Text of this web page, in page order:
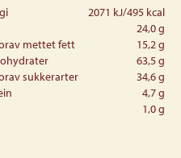
2071 kJ/495 kcal
24,0 g
mettet fett
15,2 g
63,5 g
sukkerarter
34,6 g
4,7 g
1,0 g